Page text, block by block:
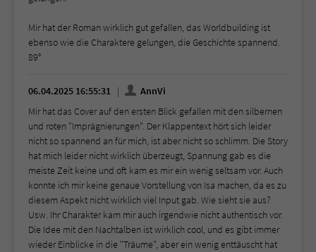
Mir hat der Roman wirklich gut gefallen, das Worldbuilding ist
ebenso wie die Charaktere gelungen, die Geschichte spannend.
89°
06.04.2025 16:55:31
AnnVi
Mir hat das Cover auf den ersten Blick gefallen mit den silbernen
und roten "Imprägnierungen". Der Klappentext hört sich leider
nicht so spannend an für mich, ist aber nicht so schlimm. Die Story
hat mich leider nicht wirklich überzeugt, Spannung gab es die
meiste Zeit keine und oft kam es mir ein wenig seltsam vor. Auch
konnte ich mir keine genaue Vorstellung von Isa machen, da es zu
diesem Aspekt nicht wirklich viel Input gab. Wie sieht sie aus?
Usw. Ihr Charakter kam mir auch irgendwie nicht authentisch vor.
Die Idee mit den Nachtalben ist wirklich cool, und es gibt immer
wieder Einblicke in die "Träume", aber ein wenig enttäuscht hat